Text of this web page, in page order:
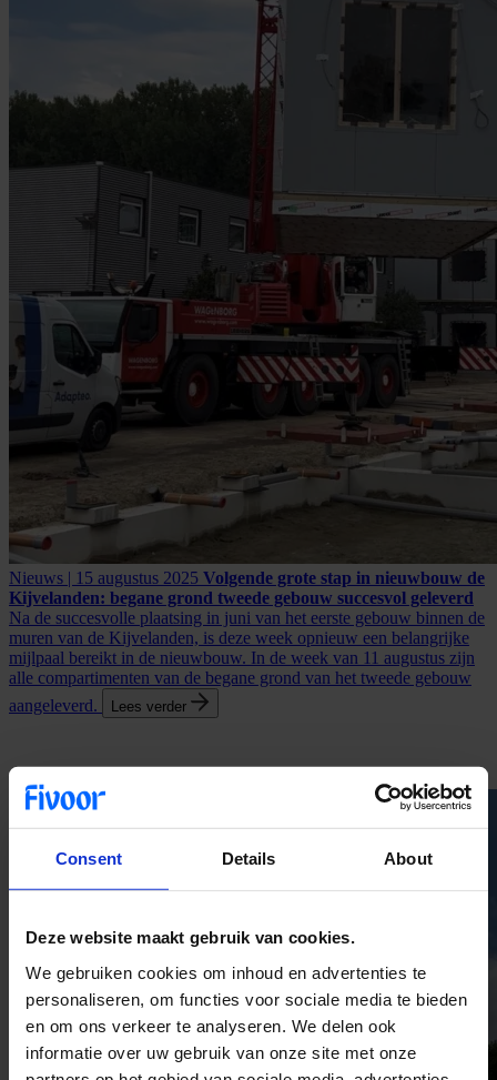
Consent Details About
Deze website maakt gebruik van cookies.
We gebruiken cookies om inhoud en advertenties te
personaliseren, om functies voor sociale media te bieden
en om ons verkeer te analyseren. We delen ook
informatie over uw gebruik van onze site met onze
Nieuws | 15 augustus 2025 Volgende grote stap in nieuwbouw de
Kijvelanden: begane grond tweede gebouw succesvol geleverd
Na de succesvolle plaatsing in juni van het eerste gebouw binnen de
muren van de Kijvelanden, is deze week opnieuw een belangrijke
mijlpaal bereikt in de nieuwbouw. In de week van 11 augustus zijn
alle compartimenten van de begane grond van het tweede gebouw
aangeleverd.
Lees verder